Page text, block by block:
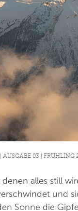
AUSGABE 03 | FRÜHLING
denen alles still
und
Sonne die